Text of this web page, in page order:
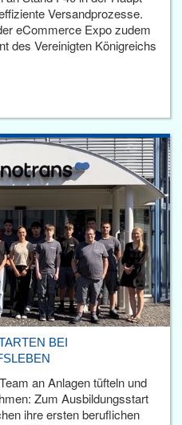
Versandprozesse.
eCommerce Expo zudem
des Vereinigten Königreichs
BEI
an Anlagen tüfteln und
Zum Ausbildungsstart
ihre ersten beruflichen